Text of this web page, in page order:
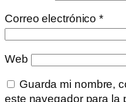
Correo electrónico*
Web
Guarda mi nombre,
este navegador para la